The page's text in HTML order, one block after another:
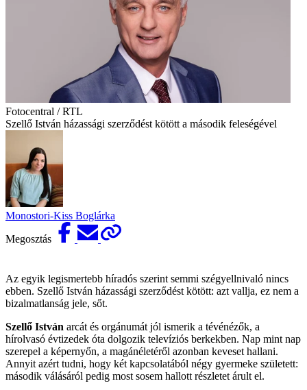
Fotocentral / RTL
Szellő István házassági szerződést kötött a második feleségével
Monostori-Kiss Boglárka
Megosztás
Az egyik legismertebb híradós szerint semmi szégyellnivaló nincs
ebben. Szellő István házassági szerződést kötött: azt vallja, ez nem a
bizalmatlanság jele, sőt.
Szellő István arcát és orgánumát jól ismerik a tévénézők, a
hírolvasó évtizedek óta dolgozik televíziós berkekben. Nap mint nap
szerepel a képernyőn, a magánéletéről azonban keveset hallani.
Annyit azért tudni, hogy két kapcsolatából négy gyermeke született:
második válásáról pedig most sosem hallott részletet árult el.